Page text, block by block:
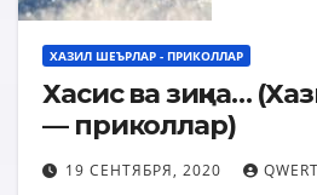
ХАЗИЛ ШЕЪРЛАР - ПРИКОЛЛАР
Хасис ва зиқна…
— приколлар)
19 СЕНТЯБРЯ, 2020